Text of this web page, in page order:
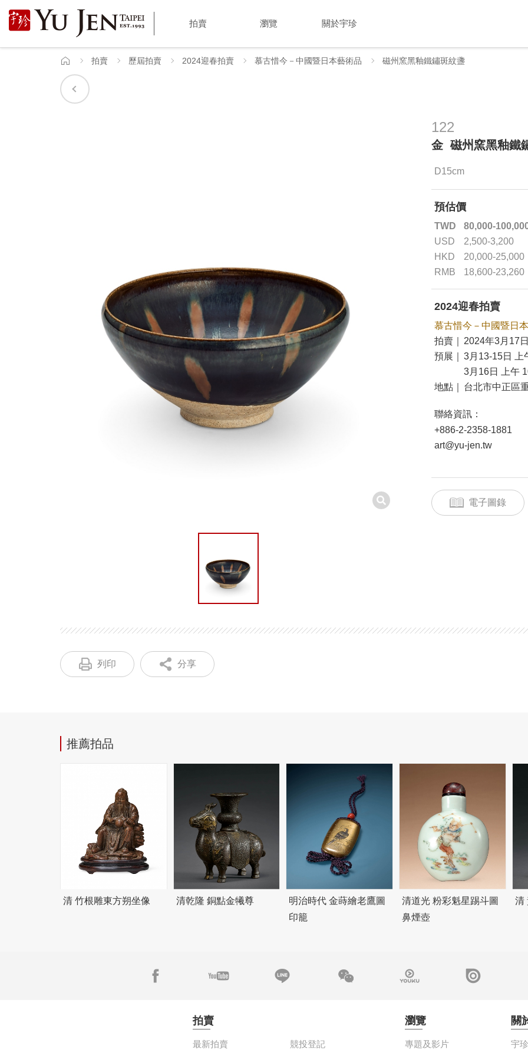
宇
珍
拍賣 瀏覽 關於宇珍
首
頁
拍賣 歷屆拍賣 2024迎春拍賣 慕古惜今－中國暨日本藝術品 磁州窯黑釉鐵鏽斑紋盞
122
金 磁州窯黑釉鐵
D15cm
預估價
TWD
80,000-
USD
2,500-3,200
HKD
20,000-25,000
RMB
18,600-23,260
2024迎春拍賣
慕古惜今－中國暨日
拍賣｜
2024年3月17
預展｜
3月13-15日 上
3月16日 上午
地點｜
台北市中正區
聯絡資訊：
+886-2-2358-1881
art@yu-jen.tw
電子圖錄
列印 分享
推薦拍品
清 竹根雕東方朔坐像 清乾隆 銅點金犧尊
明治時代 金蒔繪老鷹圖
印籠
清道光 粉彩魁星踢斗圖
鼻煙壺
清
拍賣
最新拍賣 競投登記
瀏覽
專題及影片
關
宇